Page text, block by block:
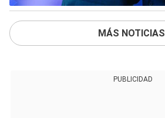
MÁS NOTICIAS
PUBLICIDAD